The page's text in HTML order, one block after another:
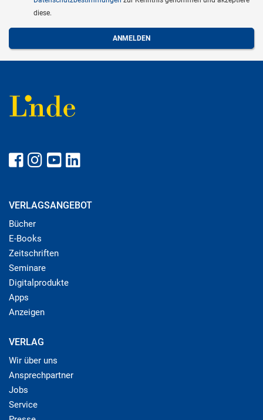
diese.
VERLAGSANGEBOT
Bücher
E-Books
Zeitschriften
Seminare
Digitalprodukte
Apps
Anzeigen
VERLAG
Wir über uns
Ansprechpartner
Jobs
Service